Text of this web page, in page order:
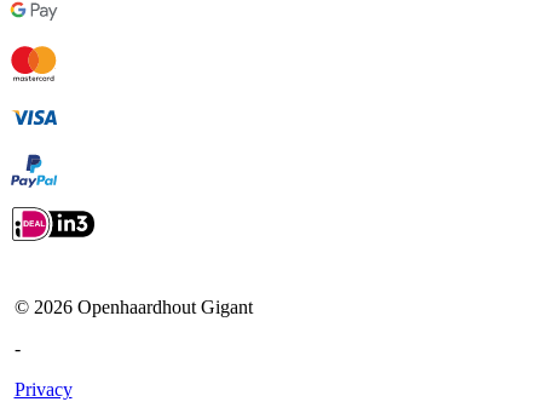
© 2026Openhaardhout Gigant
-
Privacy